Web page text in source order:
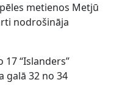
metienos Metjū
nodrošināja
17 “Islanders”
galā 32 no 34